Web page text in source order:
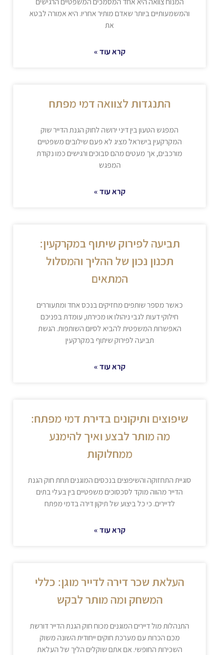
והמשמעותיים ביותר שאדם מותיר אחריו. היא אמורה לבטא
את
קרא עוד »
התנגדות לצוואה דמי מפתח
המפגש הטעון בין דיני ירושה לחוק הגנת הדייר שוק
המקרקעין בישראל מציג לא פעם שילובים משפטיים
מורכבים, אך מעטים מהם סבוכים ורגישים כמו נקודת
המפגש
קרא עוד »
תביעה לפירוק שיתוף במקרקעין:
תכנון נכון של ההליך והמסלול
המתאים
כאשר מספר שותפים מחזיקים בנכס אחד ומתעוררים
חילוקי דעות לגבי ניהולו או מכירתו, עומדת בפניכם
האפשרות המשפטית להביא לסיום השותפות. הגשת
תביעה לפירוק שיתוף במקרקעין
קרא עוד »
שיפוצים ותיקונים בדירת דמי מפתח:
מה מותר לבצע ואיך להימנע
ממחלוקות
סוגיית התחזוקה והשיפוצים בנכסים המוגנים תחת חוק הגנת
הדייר מהווה מוקד לסכסוכים משפטיים בין בעלי בתים
לדיירים. כי כל ביצוע של תיקון דירה בדמי מפתח
קרא עוד »
העלאת שכר דירה לדייר מוגן: כללי
המשחק ומה מותר לבקש
התנהלות מול דיירים המוגנים מכוח חוק הגנת הדייר דורשת
מכם הכרות עם מערכת חוקים ייחודית השונה משוק
השכירות החופשי. אם אתם שוקלים הליך של העלאת